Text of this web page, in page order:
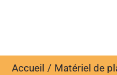
Accueil
Matériel de